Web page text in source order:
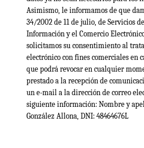
Asimismo, le informamos de que
34/2002 de 11 de julio, de Servicios
Información y el Comercio
solicitamos su consentimiento al
electrónico con fines comerciales en
que podrá revocar en cualquier
prestado a la recepción de
un e-mail a la dirección de correo
siguiente información: Nombre y
González Allona, DNI: 48464676L